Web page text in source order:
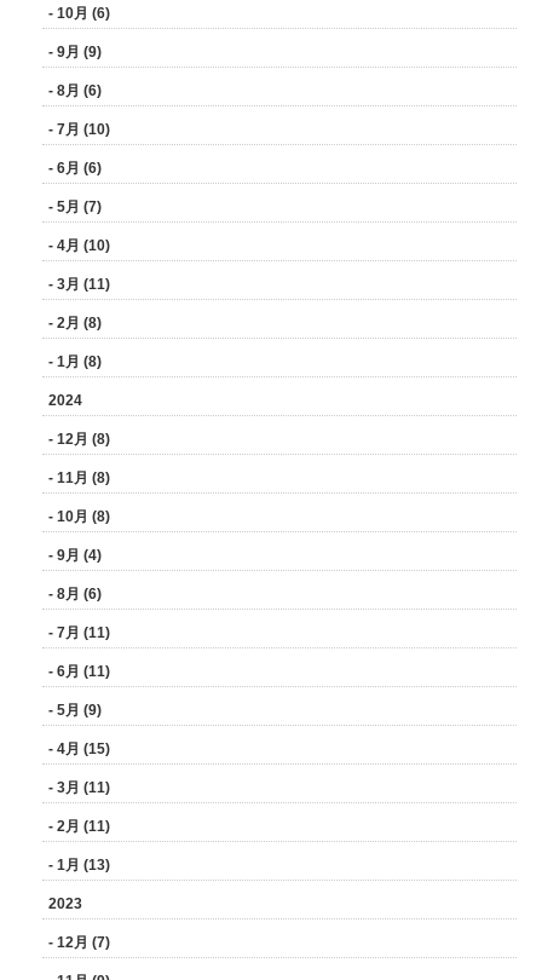
- 10月 (6)
- 9月 (9)
- 8月 (6)
- 7月 (10)
- 6月 (6)
- 5月 (7)
- 4月 (10)
- 3月 (11)
- 2月 (8)
- 1月 (8)
2024
- 12月 (8)
- 11月 (8)
- 10月 (8)
- 9月 (4)
- 8月 (6)
- 7月 (11)
- 6月 (11)
- 5月 (9)
- 4月 (15)
- 3月 (11)
- 2月 (11)
- 1月 (13)
2023
- 12月 (7)